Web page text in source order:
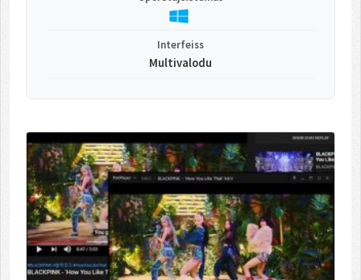
Interfeiss
Multivalodu